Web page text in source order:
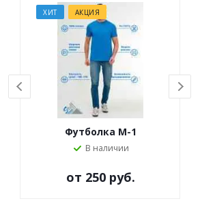
ХИТ АКЦИЯ
Футболка M-1
В наличии
от 250 руб.